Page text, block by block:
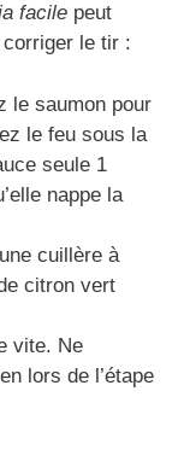
facile peut
le tir :
le saumon pour
le feu sous la
seule 1
nappe la
cuillère à
citron vert
vite. Ne
lors de l’étape